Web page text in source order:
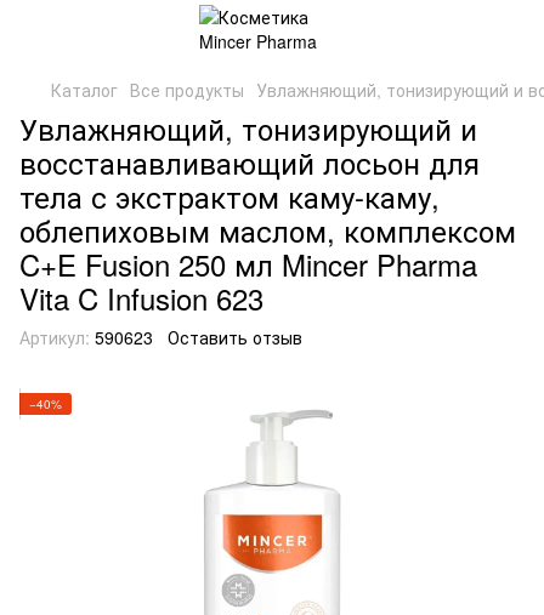
Каталог Все продукты Увлажняющий, тонизирующий и
Увлажняющий, тонизирующий и
восстанавливающий лосьон для
тела с экстрактом каму-каму,
облепиховым маслом, комплексом
C+E Fusion 250 мл Mincer Pharma
Vita C Infusion 623
Артикул: 590623 Оставить отзыв
−40%